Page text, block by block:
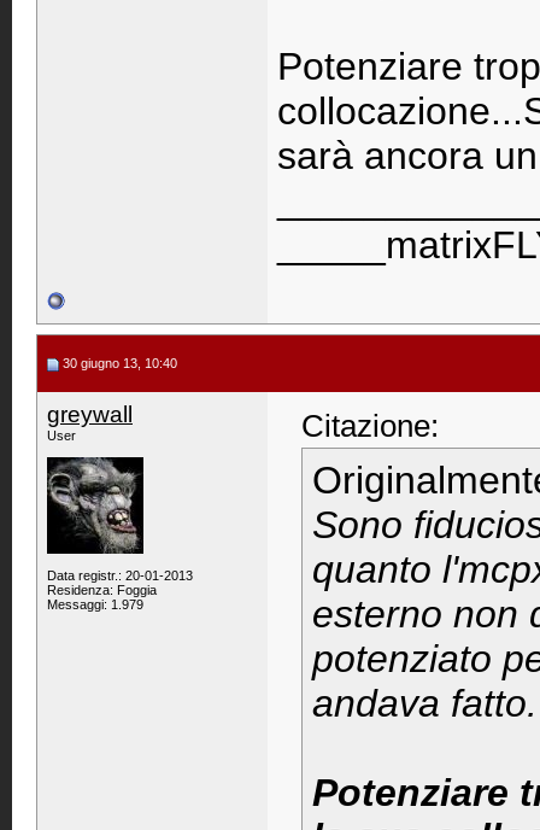
Potenziare
sarà ancora
30 giugno 13, 10:40
greywall
User
Data registr.: 20-01-2013
Residenza: Foggia
Messaggi: 1.979
Citazione:
Sono
quanto
esterno non
potenziato
andava fatto.
Potenziare